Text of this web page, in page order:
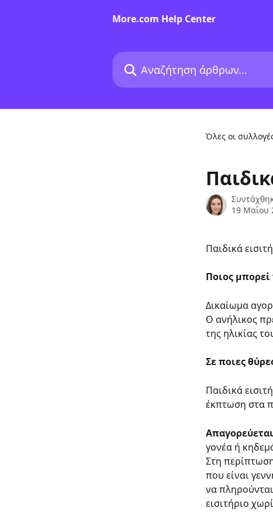
More.com Help Center
Αναζήτηση άρθρων...
Όλες οι
19 Μαΐου
Παιδικά
Ποιος μπορεί
Δικαίωμα
Ο ανήλικος
της ηλικίας
Σε ποιες
Παιδικά
έκπτωση στα
Απαγορεύεται
γονέα ή
Στη
που είναι
να
εισιτήριο